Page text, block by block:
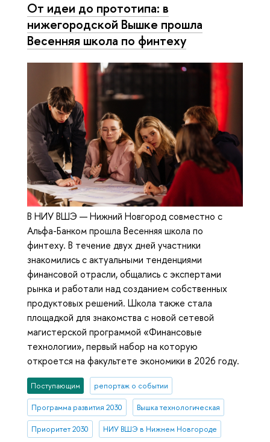
От идеи до прототипа: в
нижегородской Вышке прошла
Весенняя школа по финтеху
В НИУ ВШЭ — Нижний Новгород совместно с
Альфа-Банком прошла Весенняя школа по
финтеху. В течение двух дней участники
знакомились с актуальными тенденциями
финансовой отрасли, общались с экспертами
рынка и работали над созданием собственных
продуктовых решений. Школа также стала
площадкой для знакомства с новой сетевой
магистерской программой «Финансовые
технологии», первый набор на которую
откроется на факультете экономики в 2026 году.
Поступающим репортаж о событии
Программа развития 2030 Вышка технологическая
Приоритет 2030 НИУ ВШЭ в Нижнем Новгороде